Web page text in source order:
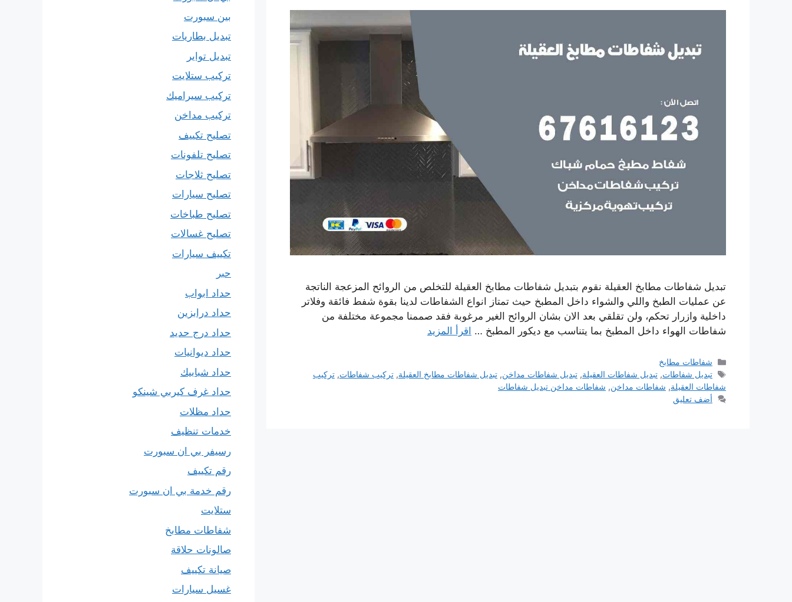
تبديل شفاطات مطابخ العقيلة نقوم بتبديل شفاطات مطابخ العقيلة للتخلص من الروائح المزعجة الناتجة
عن عمليات الطبخ واللي والشواء داخل المطبخ حيث تمتاز انواع الشفاطات لدينا بقوة شفط فائقة وفلاتر
داخلية وازرار تحكم، ولن تقلقي بعد الان بشان الروائح الغير مرغوبة فقد صممنا مجموعة مختلفة من
شفاطات الهواء داخل المطبخ بما يتناسب مع ديكور المطبخ … اقرأ المزيد
التصنيفات
شفاطات مطابخ
الوسوم
تبديل شفاطات,تبديل شفاطات العقيلة,تبديل شفاطات مداخن,تبديل شفاطات مطابخ العقيلة,تركيب شفاطات,تركيب
شفاطات العقيلة, شفاطات مداخن, شفاطات مداخن تبديل شفاطات
أضف تعليق
بين سبورت
تبديل بطاريات
تبديل تواير
تركيب ستلايت
تركيب سيراميك
تركيب مداخن
تصليح تكييف
تصليح تلفونات
تصليح ثلاجات
تصليح سيارات
تصليح طباخات
تصليح غسالات
تكييف سيارات
حبر
حداد ابواب
حداد درابزين
حداد درج حديد
حداد ديوانيات
حداد شبابيك
حداد غرف كيربي شينكو
حداد مظلات
خدمات تنظيف
رسيفر بي ان سبورت
رقم تكييف
رقم خدمة بي ان سبورت
ستلايت
شفاطات مطابخ
صالونات حلاقة
صيانة تكييف
غسيل سيارات